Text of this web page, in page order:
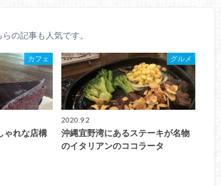
らの記事も人気です。
カフェ
ゃれな店構
グルメ
2020.9.2
沖縄宜野湾にあるステーキが名物
のイタリアンのココラータ